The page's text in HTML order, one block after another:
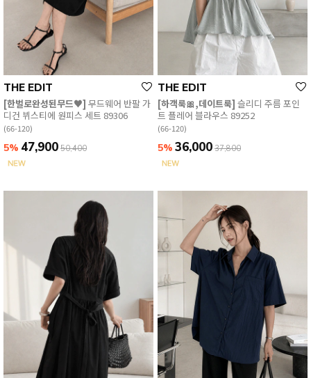
THE EDIT
[한벌로완성된무드♥] 무드웨어 반팔 가
디건 뷔스티에 원피스 세트 89306
(66-120)
5% 47,900 50,400
THE EDIT
[하객룩🎀,데이트룩] 슬리디 주름 포인
트 플레어 블라우스 89252
(66-120)
5% 36,000 37,800